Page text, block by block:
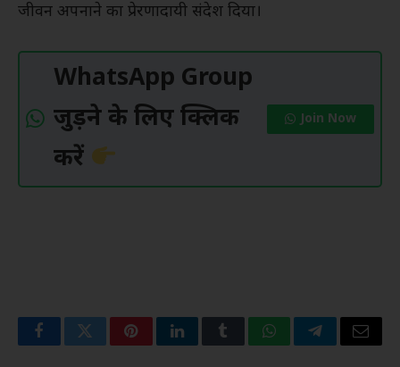
जीवन अपनाने का प्रेरणादायी संदेश दिया।
WhatsApp Group
जुड़ने के लिए क्लिक
करें
Join Now
FacebookTwitterPinterestLinkedInTumblrWhatsAppTelegramEmail